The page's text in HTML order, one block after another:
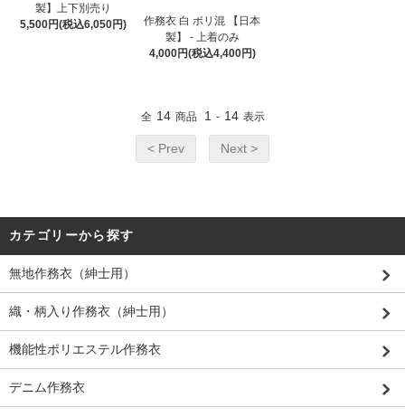
製】上下別売り
5,500円(税込6,050円)
作務衣 白 ポリ混 【日本
製】 - 上着のみ
4,000円(税込4,400円)
全 14 商品 1 - 14 表示
< Prev Next >
カテゴリーから探す
無地作務衣（紳士用）
織・柄入り作務衣（紳士用）
機能性ポリエステル作務衣
デニム作務衣